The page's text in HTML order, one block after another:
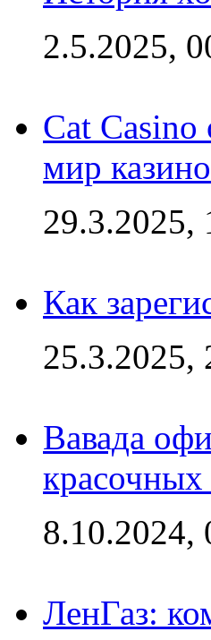
2.5.2025,
Cat Casino
мир казино
29.3.2025,
Как
25.3.2025,
Вавада
8.10.2024,
ЛенГаз: